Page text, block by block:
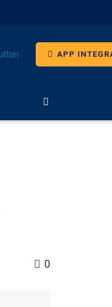
APP
0